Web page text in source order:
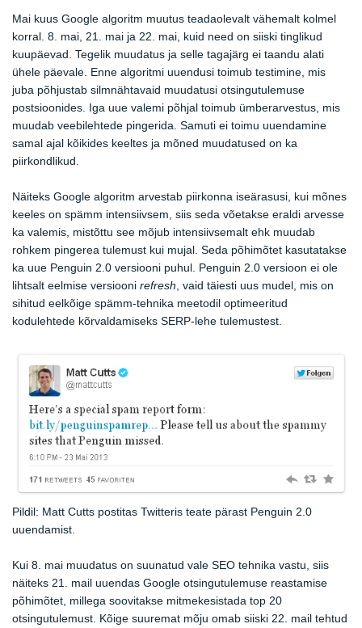
Mai kuus Google algoritm muutus teadaolevalt vähemalt kolmel
korral. 8. mai, 21. mai ja 22. mai, kuid need on siiski tinglikud
kuupäevad. Tegelik muudatus ja selle tagajärg ei taandu alati
ühele päevale. Enne algoritmi uuendusi toimub testimine, mis
juba põhjustab silmnähtavaid muudatusi otsingutulemuse
postsioonides. Iga uue valemi põhjal toimub ümberarvestus, mis
muudab veebilehtede pingerida. Samuti ei toimu uuendamine
samal ajal kõikides keeltes ja mõned muudatused on ka
piirkondlikud.
Näiteks Google algoritm arvestab piirkonna iseärasusi, kui mõnes
keeles on spämm intensiivsem, siis seda võetakse eraldi arvesse
ka valemis, mistõttu see mõjub intensiivsemalt ehk muudab
rohkem pingerea tulemust kui mujal. Seda põhimõtet kasutatakse
ka uue Penguin 2.0 versiooni puhul. Penguin 2.0 versioon ei ole
lihtsalt eelmise versiooni refresh , vaid täiesti uus mudel, mis on
sihitud eelkõige spämm-tehnika meetodil optimeeritud
kodulehtede kõrvaldamiseks SERP-lehe tulemustest.
Pildil: Matt Cutts postitas Twitteris teate pärast Penguin 2.0
uuendamist.
Kui 8. mai muudatus on suunatud vale SEO tehnika vastu, siis
näiteks 21. mail uuendas Google otsingutulemuse reastamise
põhimõtet, millega soovitakse mitmekesistada top 20
otsingutulemust. Kõige suuremat mõju omab siiski 22. mail tehtud